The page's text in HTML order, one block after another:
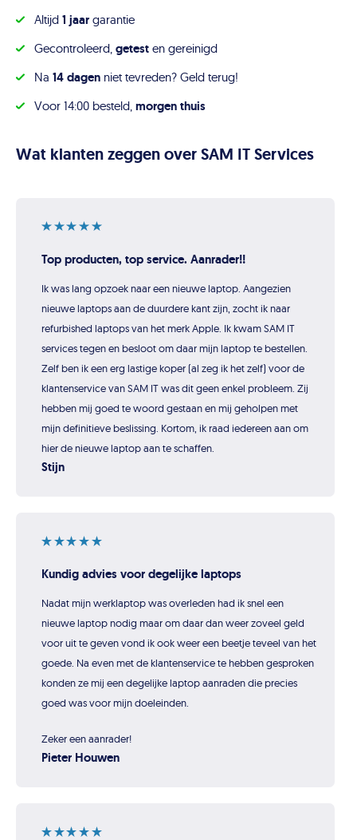
Altijd 1 jaargarantie
Gecontroleerd, getesten gereinigd
Na 14 dagenniet tevreden? Geld terug!
Voor 14:00 besteld, morgen thuis
Wat klanten zeggen over SAM IT Services
Top producten, top service. Aanrader!!
Ik was lang opzoek naar een nieuwe laptop. Aangezien
nieuwe laptops aan de duurdere kant zijn, zocht ik naar
refurbished laptops van het merk Apple. Ik kwam SAM IT
services tegen en besloot om daar mijn laptop te bestellen.
Zelf ben ik een erg lastige koper (al zeg ik het zelf) voor de
klantenservice van SAM IT was dit geen enkel probleem. Zij
hebben mij goed te woord gestaan en mij geholpen met
mijn definitieve beslissing. Kortom, ik raad iedereen aan om
hier de nieuwe laptop aan te schaffen.
Stijn
Kundig advies voor degelijke laptops
Nadat mijn werklaptop was overleden had ik snel een
nieuwe laptop nodig maar om daar dan weer zoveel geld
voor uit te geven vond ik ook weer een beetje teveel van het
goede. Na even met de klantenservice te hebben gesproken
konden ze mij een degelijke laptop aanraden die precies
goed was voor mijn doeleinden.
Zeker een aanrader!
Pieter Houwen